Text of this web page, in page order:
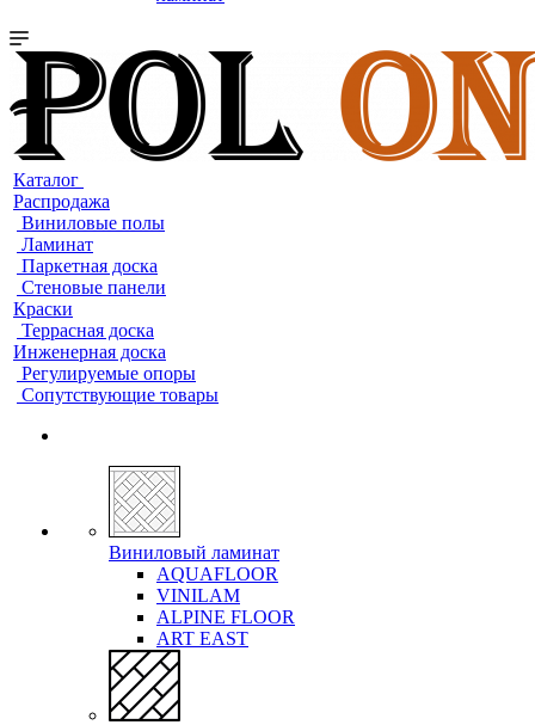
Каталог
Распродажа
Виниловые полы
Ламинат
Паркетная доска
Стеновые панели
Краски
Террасная доска
Инженерная доска
Регулируемые опоры
Сопутствующие товары
Виниловый ламинат
AQUAFLOOR
VINILAM
ALPINE FLOOR
ART EAST